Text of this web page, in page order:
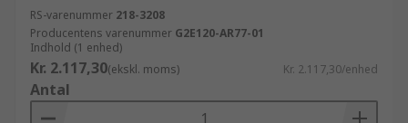
RS-varenummer 218-3208
Producentens varenummer G2E120-AR77-01
Indhold (1 enhed)
Kr. 2.117,30(ekskl. moms) Kr. 2.117,30/enhed
Antal